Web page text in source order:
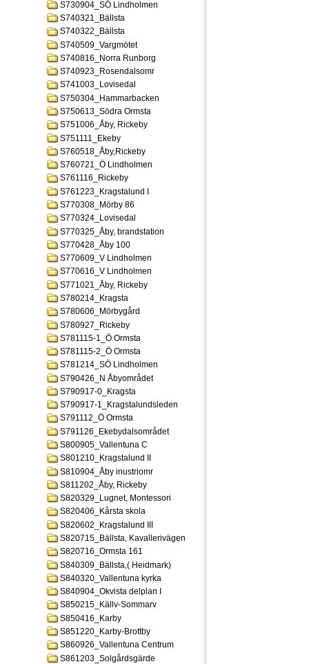
S730904_SÖ Lindholmen
S740321_Bällsta
S740322_Bällsta
S740509_Vargmötet
S740816_Norra Runborg
S740923_Rosendalsomr
S741003_Lovisedal
S750304_Hammarbacken
S750613_Södra Ormsta
S751006_Åby, Rickeby
S751111_Ekeby
S760518_Åby,Rickeby
S760721_Ö Lindholmen
S761116_Rickeby
S761223_Kragstalund I
S770308_Mörby 86
S770324_Lovisedal
S770325_Åby, brandstation
S770428_Åby 100
S770609_V Lindholmen
S770616_V Lindholmen
S771021_Åby, Rickeby
S780214_Kragsta
S780606_Mörbygård
S780927_Rickeby
S781115-1_Ö Ormsta
S781115-2_Ö Ormsta
S781214_SÖ Lindholmen
S790426_N Åbyområdet
S790917-0_Kragsta
S790917-1_Kragstalundsleden
S791112_Ö Ormsta
S791126_Ekebydalsområdet
S800905_Vallentuna C
S801210_Kragstalund II
S810904_Åby inustriomr
S811202_Åby, Rickeby
S820329_Lugnet, Montessori
S820406_Kårsta skola
S820602_Kragstalund III
S820715_Bällsta, Kavallerivägen
S820716_Ormsta 161
S840309_Bällsta,( Heidmark)
S840320_Vallentuna kyrka
S840904_Okvista delplan I
S850215_Källv-Sommarv
S850416_Karby
S851220_Karby-Brottby
S860926_Vallentuna Centrum
S861203_Solgårdsgärde